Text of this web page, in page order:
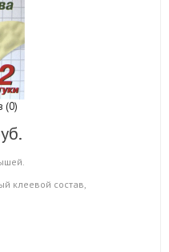
(0)
клеевой состав,